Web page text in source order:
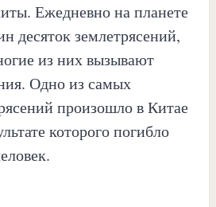
Ежедневно на планете
десяток землетрясений,
из них вызывают
Одно из самых
произошло в Китае
которого погибло